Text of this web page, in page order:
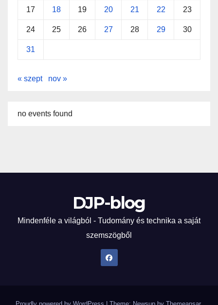
17 18 19 20 21 22 23
24 25 26 27 28 29 30
31
« szept nov »
no events found
DJP-blog
Mindenféle a világból - Tudomány és technika a saját
szemszögből